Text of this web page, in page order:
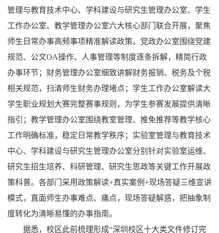
管理与教育技术中心、学科建设与研究生管理办公室、学生
工作办公室、教学管理办公室六大核心部门联合开展，聚焦
师生日常办事高频事项精准解读政策。党政办公室围绕党建
规范、公文OA操作、人事管理等制度逐条拆解，精简行政
办事环节；财务管理办公室细致讲解财务报销、税务及个税
相关规范，扫清师生财务办理堵点；学生工作办公室解读大
学生职业规划大赛完整赛事规则，为学生参赛发展提供清晰
指引；教学管理办公室围绕教室管理、推免推荐等教学核心
工作明确标准，稳定日常教学秩序；实验室管理与教育技术
中心、学科建设与研究生管理办公室分别针对实验室运维、
研究生招生培养、科研管理、研究生思政等关键工作开展政
策科普。各部门采用政策解读+真实案例+现场答疑三维宣讲
模式，直面师生办事难点、痛点，现场答疑解惑，把抽象制
度转化为清晰易懂的办事指南。
据悉，校区此前梳理形成“深圳校区十大类文件修订完